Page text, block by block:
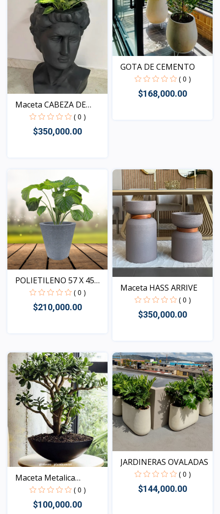
Maceta CABEZA DE
DAVID
( 0 )
$350,000.00
GOTA DE CEMENTO
( 0 )
$168,000.00
POLIETILENO 57 X 45
( 0 )
$210,000.00
Maceta HASS ARRIVE
( 0 )
$350,000.00
Vista
Maceta Metalica
LOTTUS
( 0 )
$100,000.00
JARDINERAS OVALADAS
( 0 )
$144,000.00